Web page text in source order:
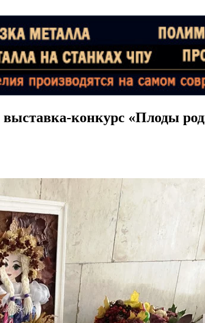
выставка-конкурс «Плоды